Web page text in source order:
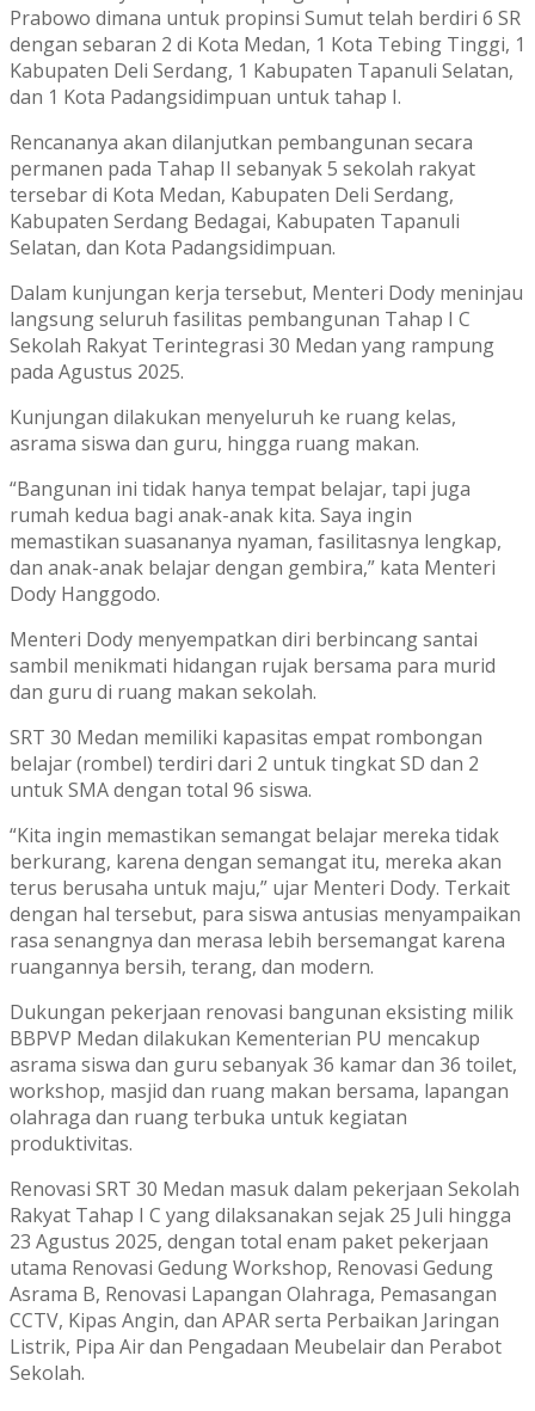
Prabowo dimana untuk propinsi Sumut telah berdiri 6 SR
dengan sebaran 2 di Kota Medan, 1 Kota Tebing Tinggi, 1
Kabupaten Deli Serdang, 1 Kabupaten Tapanuli Selatan,
dan 1 Kota Padangsidimpuan untuk tahap I.
Rencananya akan dilanjutkan pembangunan secara
permanen pada Tahap II sebanyak 5 sekolah rakyat
tersebar di Kota Medan, Kabupaten Deli Serdang,
Kabupaten Serdang Bedagai, Kabupaten Tapanuli
Selatan, dan Kota Padangsidimpuan.
Dalam kunjungan kerja tersebut, Menteri Dody meninjau
langsung seluruh fasilitas pembangunan Tahap I C
Sekolah Rakyat Terintegrasi 30 Medan yang rampung
pada Agustus 2025.
Kunjungan dilakukan menyeluruh ke ruang kelas,
asrama siswa dan guru, hingga ruang makan.
“Bangunan ini tidak hanya tempat belajar, tapi juga
rumah kedua bagi anak-anak kita. Saya ingin
memastikan suasananya nyaman, fasilitasnya lengkap,
dan anak-anak belajar dengan gembira,” kata Menteri
Dody Hanggodo.
Menteri Dody menyempatkan diri berbincang santai
sambil menikmati hidangan rujak bersama para murid
dan guru di ruang makan sekolah.
SRT 30 Medan memiliki kapasitas empat rombongan
belajar (rombel) terdiri dari 2 untuk tingkat SD dan 2
untuk SMA dengan total 96 siswa.
“Kita ingin memastikan semangat belajar mereka tidak
berkurang, karena dengan semangat itu, mereka akan
terus berusaha untuk maju,” ujar Menteri Dody. Terkait
dengan hal tersebut, para siswa antusias menyampaikan
rasa senangnya dan merasa lebih bersemangat karena
ruangannya bersih, terang, dan modern.
Dukungan pekerjaan renovasi bangunan eksisting milik
BBPVP Medan dilakukan Kementerian PU mencakup
asrama siswa dan guru sebanyak 36 kamar dan 36 toilet,
workshop, masjid dan ruang makan bersama, lapangan
olahraga dan ruang terbuka untuk kegiatan
produktivitas.
Renovasi SRT 30 Medan masuk dalam pekerjaan Sekolah
Rakyat Tahap I C yang dilaksanakan sejak 25 Juli hingga
23 Agustus 2025, dengan total enam paket pekerjaan
utama Renovasi Gedung Workshop, Renovasi Gedung
Asrama B, Renovasi Lapangan Olahraga, Pemasangan
CCTV, Kipas Angin, dan APAR serta Perbaikan Jaringan
Listrik, Pipa Air dan Pengadaan Meubelair dan Perabot
Sekolah.